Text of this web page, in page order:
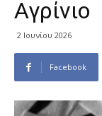
Αγρίνιο
2 Ιουνίου 2026
Facebook